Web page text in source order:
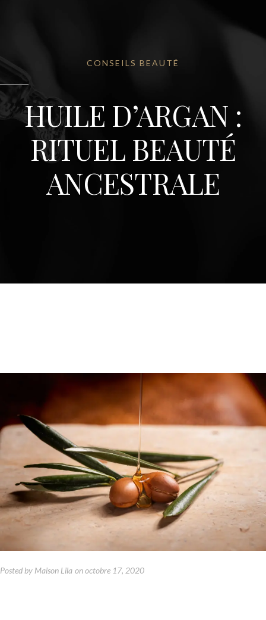
CONSEILS BEAUTÉ
HUILE D’ARGAN :
RITUEL BEAUTÉ
ANCESTRALE
Posted by Maison Lila onoctobre 17, 2020